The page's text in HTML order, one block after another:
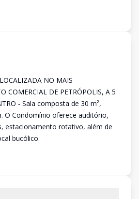
NO MAIS
COMERCIAL DE PETRÓPOLIS, A 5
- Sala composta de 30 m²,
O Condomínio oferece auditório,
estacionamento rotativo, além de
bucólico.